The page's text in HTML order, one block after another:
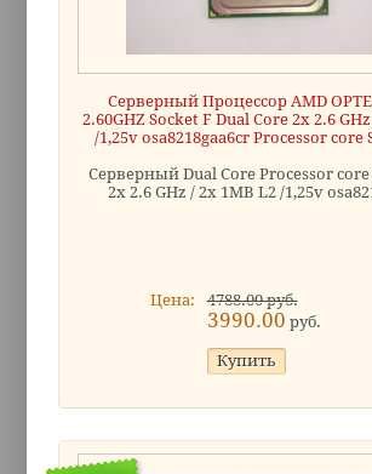
Серверный Процессор AMD
2.60GHZ Socket F Dual Core 2x 2.6
/1,25v osa8218gaa6cr Processor core
Серверный Dual Core Processor core
2x 2.6 GHz / 2x 1MB L2 /1,25v
Цена: 4788.00 руб.
3990.00 руб.